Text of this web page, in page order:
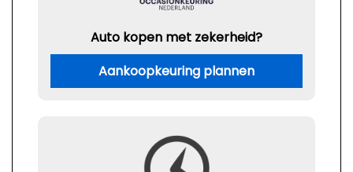
Auto kopen met zekerheid?
Aankoopkeuring plannen